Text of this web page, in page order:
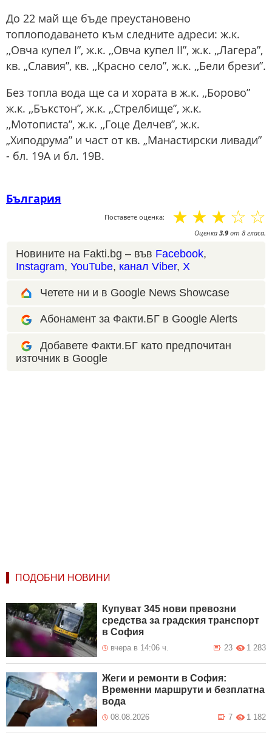
До 22 май ще бъде преустановено
топлоподаването към следните адреси: ж.к.
,,Овча купел І”, ж.к. ,,Овча купел ІІ”, ж.к. ,,Лагера”,
кв. „Славия”, кв. ,,Красно село”, ж.к. ,,Бели брези”.
Без топла вода ще са и хората в ж.к. ,,Борово”
ж.к. ,,Бъкстон”, ж.к. ,,Стрелбище”, ж.к.
,,Мотописта”, ж.к. ,,Гоце Делчев”, ж.к.
„Хиподрума” и част от кв. „Манастирски ливади”
- бл. 19А и бл. 19В.
България
Поставете оценка: ☆
☆
☆
☆
☆
Оценка 3.9 от 8 гласа.
Новините на Fakti.bg – във Facebook,
Instagram, YouTube, канал Viber, X
Четете ни и в Google News Showcase
Абонамент за Факти.БГ в Google Alerts
Добавете Факти.БГ като предпочитан
източник в Google
ПОДОБНИ НОВИНИ
Купуват 345 нови превозни
средства за градския транспорт
в София
вчера в 14:06 ч. 1 283
23
Жеги и ремонти в София:
Временни маршрути и безплатна
вода
08.08.2026 1 182
7